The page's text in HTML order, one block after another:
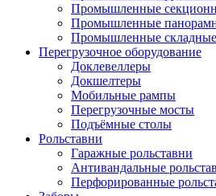
Промышленные
Промышленные
Промышленные складные
Перегрузочное оборудование
Доклевеллеры
Докшелтеры
Мобильные рампы
Перегрузочные мосты
Подъёмные столы
Рольставни
Гаражные рольставни
Антивандальные
Перфорированные